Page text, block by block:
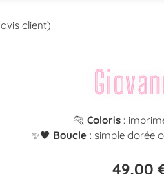
avis client)
🐆 Coloris:
✨🖤 Boucle : simple dorée
49,00